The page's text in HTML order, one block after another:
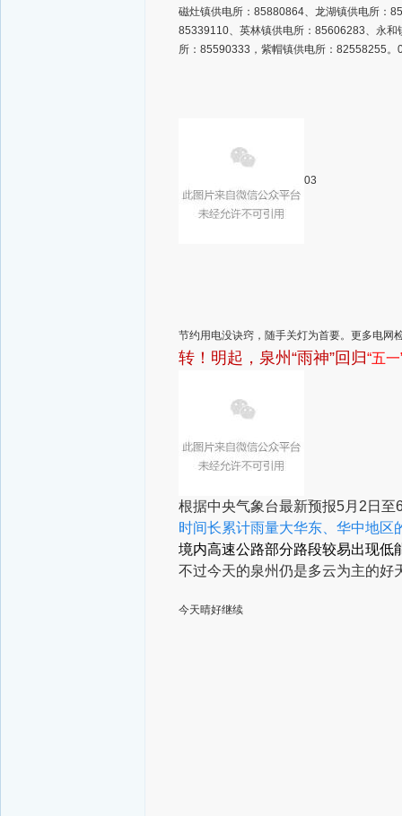
磁灶镇供电所：85880864、龙湖镇供电所：
85339110、英林镇供电所：85606283、永
所：85590333，紫帽镇供电所：82558255。
03
节约用电没诀窍，随手关灯为首要。更多电网
转！明起，泉州“雨神”回归“五
根据中央气象台最新预报5月2日至
时间长累计雨量大华东、华中地区
境内高速公路部分路段较易出现低
不过今天的泉州仍是多云为主的好
今天晴好继续